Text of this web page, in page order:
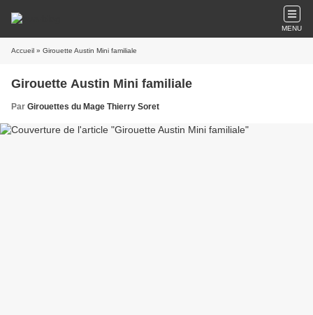
MENU
Accueil » Girouette Austin Mini familiale
Girouette Austin Mini familiale
Par Girouettes du Mage Thierry Soret